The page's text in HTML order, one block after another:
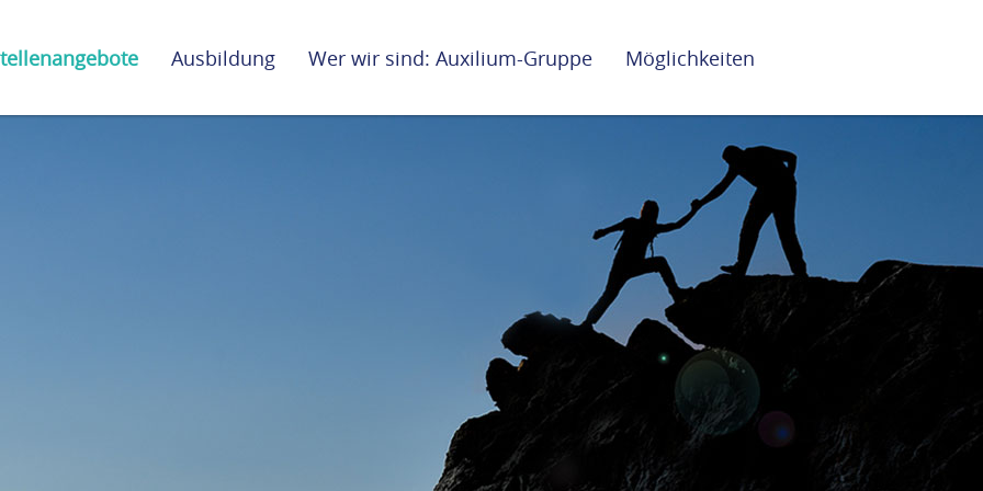
Ausbildung Wer wir sind: Auxilium-Gruppe Möglichkeiten